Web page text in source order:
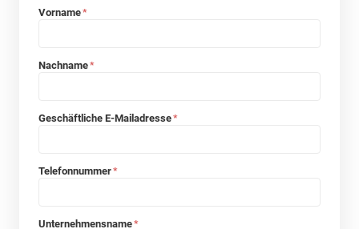
Vorname*
Nachname*
Geschäftliche E-Mailadresse*
Telefonnummer*
Unternehmensname*